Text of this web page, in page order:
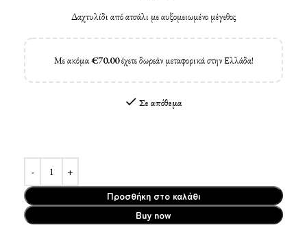
Δαχτυλίδι από ατσάλι με αυξομειωμένο μέγεθος
Με ακόμα€70.00έχετε δωρεάν μεταφορικά στην Ελλάδα!
Σε απόθεμα
Προσθήκη στο καλάθι
Buy now